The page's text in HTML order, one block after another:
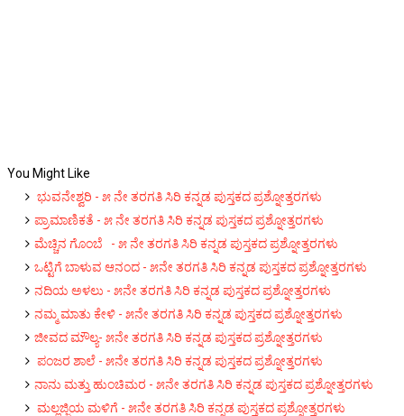
You Might Like
ಭು‌ವನೇಶ್ವರಿ - ೫ ನೇ ತರಗತಿ ಸಿರಿ ಕನ್ನಡ ಪುಸ್ತಕದ ಪ್ರಶ್ನೋತ್ತರಗಳು
ಪ್ರಾಮಾಣಿಕತೆ - ೫ ನೇ ತರಗತಿ ಸಿರಿ ಕನ್ನಡ ಪುಸ್ತಕದ ಪ್ರಶ್ನೋತ್ತರಗಳು
ಮೆಚ್ಚಿನ ಗೊಂಬೆ - ೫ ನೇ ತರಗತಿ ಸಿರಿ ಕನ್ನಡ ಪುಸ್ತಕದ ಪ್ರಶ್ನೋತ್ತರಗಳು
ಒಟ್ಟಿಗೆ ಬಾಳುವ ಆನಂದ - ೫ನೇ ತರಗತಿ ಸಿರಿ ಕನ್ನಡ ಪುಸ್ತಕದ ಪ್ರಶ್ನೋತ್ತರಗಳು
ನದಿಯ ಅಳಲು - ೫ನೇ ತರಗತಿ ಸಿರಿ ಕನ್ನಡ ಪುಸ್ತಕದ ಪ್ರಶ್ನೋತ್ತರಗಳು
ನಮ್ಮ ಮಾತು ಕೇಳಿ - ೫ನೇ ತರಗತಿ ಸಿರಿ ಕನ್ನಡ ಪುಸ್ತಕದ ಪ್ರಶ್ನೋತ್ತರಗಳು
ಜೀವದ ಮೌಲ್ಯ- ೫ನೇ ತರಗತಿ ಸಿರಿ ಕನ್ನಡ ಪುಸ್ತಕದ ಪ್ರಶ್ನೋತ್ತರಗಳು
ಪಂಜರ ಶಾಲೆ - ೫ನೇ ತರಗತಿ ಸಿರಿ ಕನ್ನಡ ಪುಸ್ತಕದ ಪ್ರಶ್ನೋತ್ತರಗಳು
ನಾನು ಮತ್ತು ಹುಂಚಿಮರ - ೫ನೇ ತರಗತಿ ಸಿರಿ ಕನ್ನಡ ಪುಸ್ತಕದ ಪ್ರಶ್ನೋತ್ತರಗಳು
ಮಲ್ಲಜ್ಜಿಯ ಮಳಿಗೆ - ೫ನೇ ತರಗತಿ ಸಿರಿ ಕನ್ನಡ ಪುಸ್ತಕದ ಪ್ರಶ್ನೋತ್ತರಗಳು